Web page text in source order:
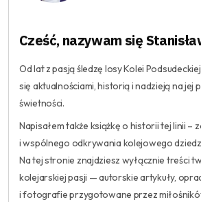
Cześć, nazywam się
Od lat z pasją śledzę losy Kolei
się aktualnościami, historią i nadzieją na jej
świetności.
Napisałem także książkę o historii tej linii –
i wspólnego odkrywania kolejowego
Na tej stronie znajdziesz wyłącznie treści
kolejarskiej pasji — autorskie artykuły,
i fotografie przygotowane przez